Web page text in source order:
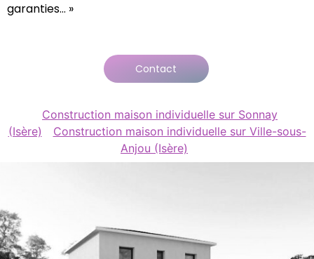
garanties… »
Contact
Construction maison individuelle sur Sonnay
(Isère)
Construction maison individuelle sur Ville-sous-
Anjou (Isère)